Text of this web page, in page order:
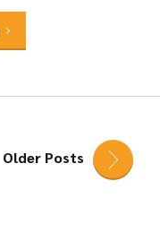
Older Posts